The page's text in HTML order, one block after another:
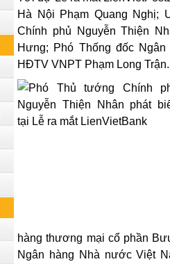
Hà Nội Phạm Quang Nghị;
Chính phủ Nguyễn Thiện
Hưng; Phó Thống đốc
HĐTV VNPT Phạm Long
hàng thương mại cổ phần
Ngân hàng Nhà nước Việt